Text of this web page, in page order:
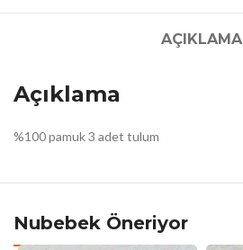
AÇIKLAMA
Açıklama
%100 pamuk 3 adet tulum
Nubebek Öneriyor